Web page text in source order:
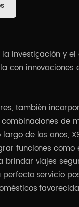
investigación y
innovaciones
también
de
de los años,
funciones
viajes
servicio